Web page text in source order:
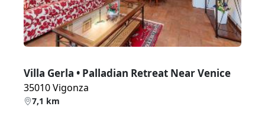
Villa Gerla • Palladian Retreat Near Venice
35010 Vigonza
7,1 km